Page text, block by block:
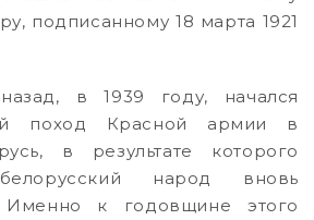
подписанному 18 марта 1921
в 1939 году, начался
поход Красной армии в
в результате которого
народ вновь
Именно к годовщине этого